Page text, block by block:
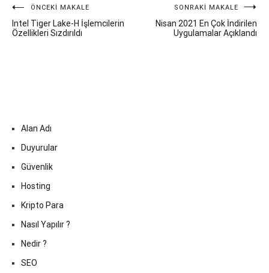
Yazı
gezinmesi
ÖNCEKI MAKALE
Intel Tiger Lake-H İşlemcilerin
Özellikleri Sızdırıldı
SONRAKI MAKALE
Nisan 2021 En Çok İndirilen
Uygulamalar Açıklandı
Alan Adı
Duyurular
Güvenlik
Hosting
Kripto Para
Nasıl Yapılır ?
Nedir ?
SEO